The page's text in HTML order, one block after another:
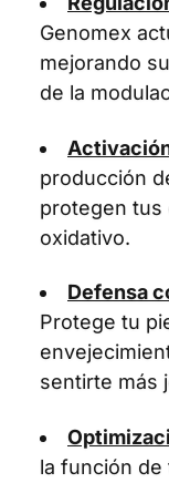
Genomex
mejorando
de la
producción
protegen tus
oxidativo.
Defensa
Protege tu
sentirte más
la función de